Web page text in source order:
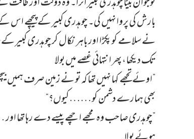
بارش کی پروا نہیں کی۔ چوہدری کبیر کے پیچھے اس
نے سلامے کو پکڑا اور باہر نکال کر چوہدری
تک دیکھا، پھر انتہائی غصے میں بولا
”اوئے تجھے کہا نہیں تھا کہ تو نے زمین صرف
بھی ہمارے دشمن کو……کیوں؟“
”چوہدری صاحب وہ مجھے اچھے پیسے دے رہا تھا